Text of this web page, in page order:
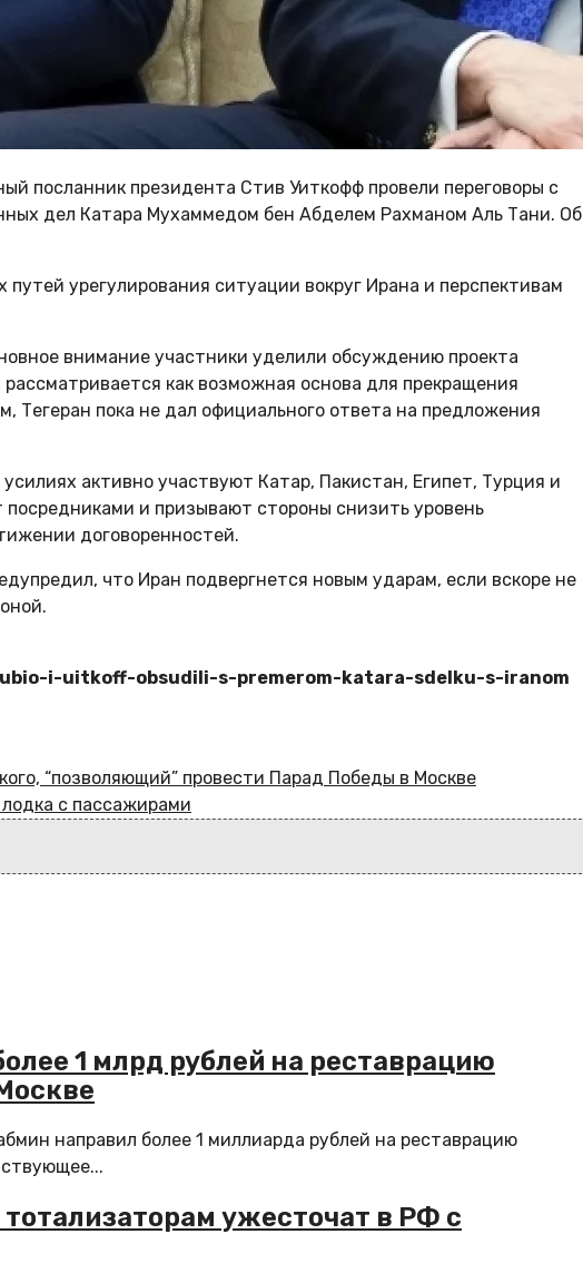
посланник президента Стив Уиткофф провели переговоры с
дел Катара Мухаммедом бен Абделем Рахманом Аль Тани. Об
урегулирования ситуации вокруг Ирана и перспективам
внимание участники уделили обсуждению проекта
как возможная основа для прекращения
пока не дал официального ответа на предложения
активно участвуют Катар, Пакистан, Египет, Турция и
и призывают стороны снизить уровень
договоренностей.
что Иран подвергнется новым ударам, если вскоре не
i-uitkoff-obsudili-s-premerom-katara-sdelku-s-iranom
“позволяющий” провести Парад Победы в Москве
с пассажирами
1 млрд рублей на реставрацию
направил более 1 миллиарда рублей на реставрацию
ужесточат в РФ с